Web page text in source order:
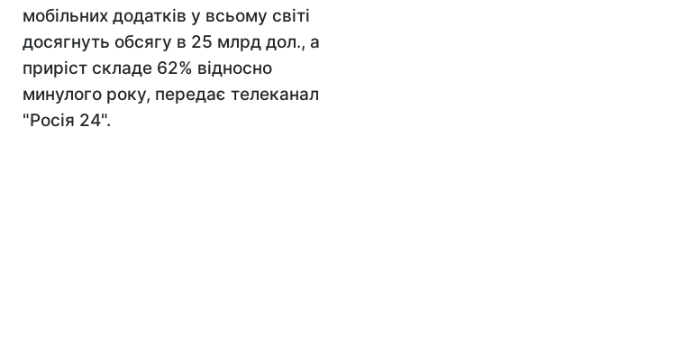
мобільних додатків у всьому світі
досягнуть обсягу в 25 млрд дол., а
приріст складе 62% відносно
минулого року, передає телеканал
"Росія 24".